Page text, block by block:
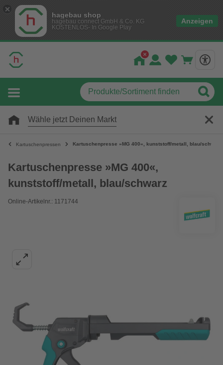
hagebau shop
hagebau connect GmbH & Co. KG
KOSTENLOS- In Google Play
Anzeigen
Wähle jetzt Deinen Markt
Kartuschenpressen Kartuschenpresse »MG 400«, kunststoff/metall, blau/schwarz
Kartuschenpresse »MG 400«,
kunststoff/metall, blau/schwarz
Online-Artikelnr.: 1171744